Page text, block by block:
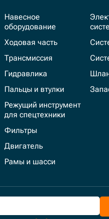
Навесное
оборудование
Ходовая часть
Трансмиссия
Гидравлика
Пальцы и втулки
Режущий инструмент
для спецтехники
Фильтры
Двигатель
Рамы и шасси